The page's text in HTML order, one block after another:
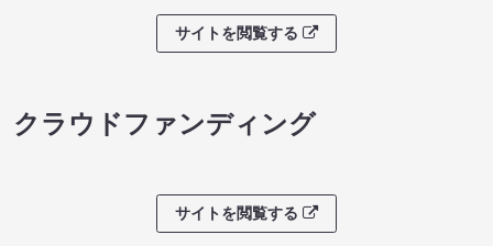
サイトを閲覧する
クラウドファンディング
サイトを閲覧する